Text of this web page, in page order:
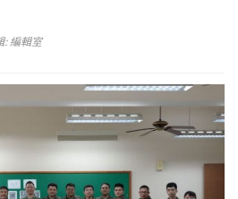
:編輯室